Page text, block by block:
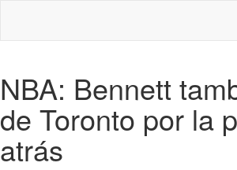
NBA: Bennett
de Toronto por la
atrás